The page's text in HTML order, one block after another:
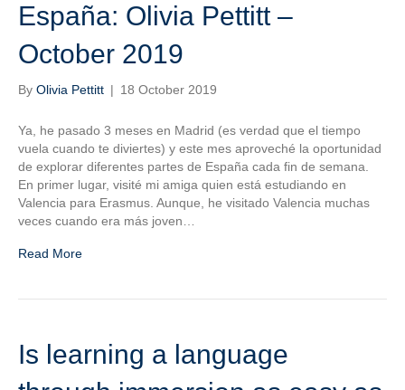
España: Olivia Pettitt –
October 2019
By Olivia Pettitt | 18 October 2019
Ya, he pasado 3 meses en Madrid (es verdad que el tiempo
vuela cuando te diviertes) y este mes aproveché la oportunidad
de explorar diferentes partes de España cada fin de semana.
En primer lugar, visité mi amiga quien está estudiando en
Valencia para Erasmus. Aunque, he visitado Valencia muchas
veces cuando era más joven…
Read More
Is learning a language